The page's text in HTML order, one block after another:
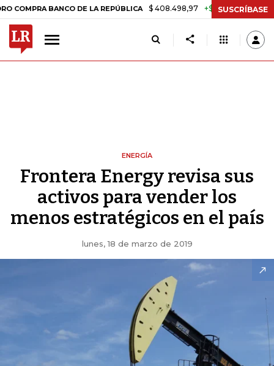
BANCO DE LA REPÚBLICA $ 408.498,97 +$ 8.753,81 +2,19%
SUSCRÍBASE
ENERGÍA
Frontera Energy revisa sus
activos para vender los
menos estratégicos en el país
lunes, 18 de marzo de 2019